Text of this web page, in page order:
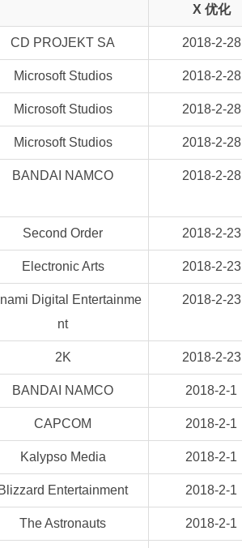
X 优化
CD PROJEKT SA 2018-2-28
Microsoft Studios 2018-2-28
Microsoft Studios 2018-2-28
Microsoft Studios 2018-2-28
BANDAI NAMCO 2018-2-28
Second Order 2018-2-23
Electronic Arts 2018-2-23
Digital Entertainme
nt
2018-2-23
2K 2018-2-23
BANDAI NAMCO 2018-2-1
CAPCOM 2018-2-1
Kalypso Media 2018-2-1
Blizzard Entertainment 2018-2-1
The Astronauts 2018-2-1